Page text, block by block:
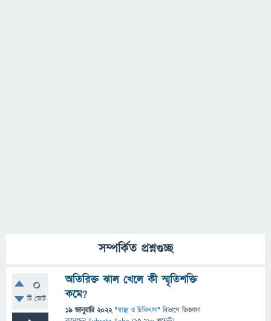
সম্পর্কিত প্রশ্নগুচ্ছ
0
টি ভোট
অতিরিক্ত ঝাল খেলে কী স্মৃতিশক্তি
কমে?
19 জানুয়ারি 2022 "স্বাস্থ্য ও চিকিৎসা" বিভাগে জিজ্ঞাসা